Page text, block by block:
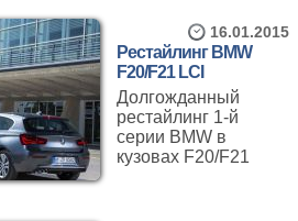
16.01.2015
Рестайлинг BMW
F20/F21 LCI
Долгожданный
рестайлинг 1-й
серии BMW в
кузовах F20/F21